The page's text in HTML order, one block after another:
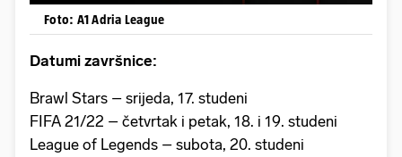
Foto: A1 Adria League
Datumi završnice:
Brawl Stars – srijeda, 17. studeni
FIFA 21/22 – četvrtak i petak, 18. i 19. studeni
League of Legends – subota, 20. studeni